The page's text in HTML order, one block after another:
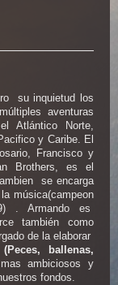
su inquietud los
aventuras
Atlántico Norte,
y Caribe. El
Francisco y
Brothers, es el
se encarga
música(campeon
. Armando es
también como
de la elaborar
ballenas,
ambiciosos y
fondos.